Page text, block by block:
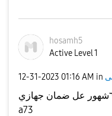
hosamh5
Active Level 1
‎12-31-2023 01:16 AM in
ينفع اوديه الوكيل سامسونج باقي ٦شهور عل ضمان جهازي
a73